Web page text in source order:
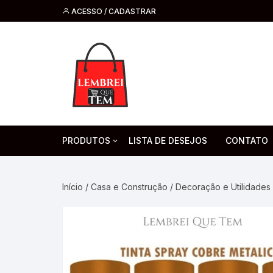
ACESSO / CADASTRAR
PRODUTOS
Headsets
Saúde
moda
Artigos para festa
LISTA DE DESEJOS CONTATO
Início / Casa e Construção / Decoração e Utilidades